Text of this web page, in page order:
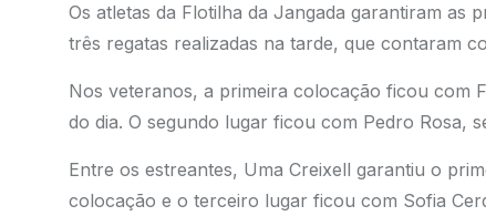
Os atletas da Flotilha da Jangada garantiram as
três regatas realizadas na tarde, que contaram
Nos veteranos, a primeira colocação ficou com
do dia. O segundo lugar ficou com Pedro Rosa,
Entre os estreantes, Uma Creixell garantiu o
colocação e o terceiro lugar ficou com Sofia